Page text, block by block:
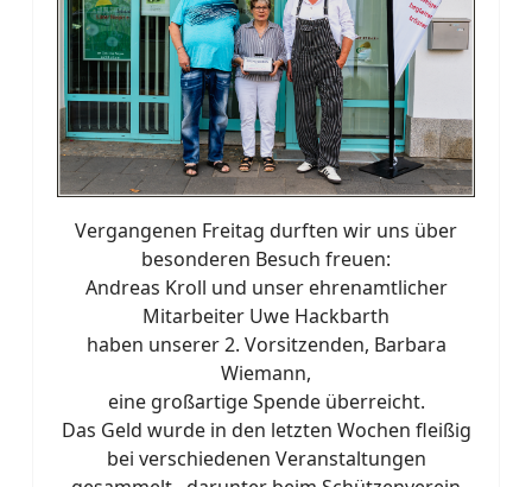
Vergangenen Freitag durften wir uns über
besonderen Besuch freuen:
Andreas Kroll und unser ehrenamtlicher
Mitarbeiter Uwe Hackbarth
haben unserer 2. Vorsitzenden, Barbara
Wiemann,
eine großartige Spende überreicht.
Das Geld wurde in den letzten Wochen fleißig
bei verschiedenen Veranstaltungen